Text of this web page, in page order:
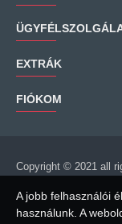
EXTRÁK
FIÓKOM
Copyright © 2021 all
A jobb felhasználói
használunk. A